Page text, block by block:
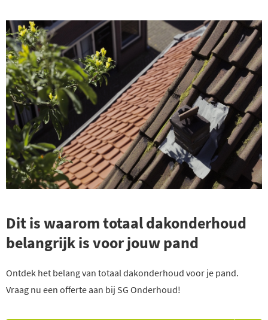
Dit is waarom totaal dakonderhoud
belangrijk is voor jouw pand
Ontdek het belang van totaal dakonderhoud voor je pand.
Vraag nu een offerte aan bij SG Onderhoud!